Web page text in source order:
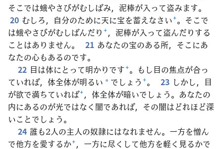
そこでは蛾やさびがむしばみ，泥棒が入って盗みます。
20 むしろ，自分のために天に宝を蓄えなさい+。そこで
は蛾やさびがむしばんだり +，泥棒が入って盗んだりする
ことはありません。
21 あなたの宝のある所，そこにあ
なたの心もあるのです。
22 目は体にとって明かりです+。もし目の焦点が合っ
ていれば，体全体が明るい * でしょう +。 23 しかし，目
が欲で満ちていれば+，体全体が暗いでしょう。あなたの
内にあるのが光ではなく闇であれば，その闇はどれほど深
いことでしょう。
24 誰も2人の主人の奴隷にはなれません。一方を憎ん
で他方を愛するか+，一方に尽くして他方を軽く見るかで